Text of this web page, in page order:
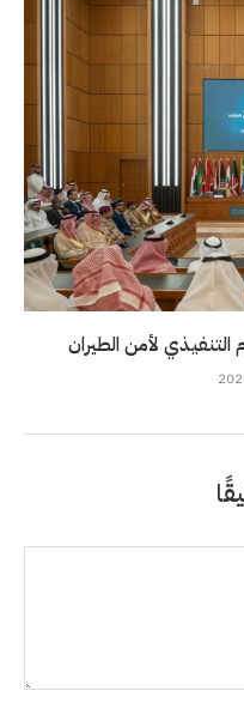
التنفيذي لأمن الطيران